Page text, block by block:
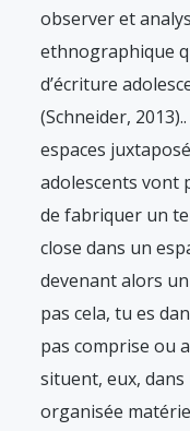
observer et
ethnographique
d’écriture
(Schneider, 2013).
espaces
adolescents vont
de fabriquer un
close dans un
devenant alors
pas cela, tu es
pas comprise ou
situent, eux, dans
organisée